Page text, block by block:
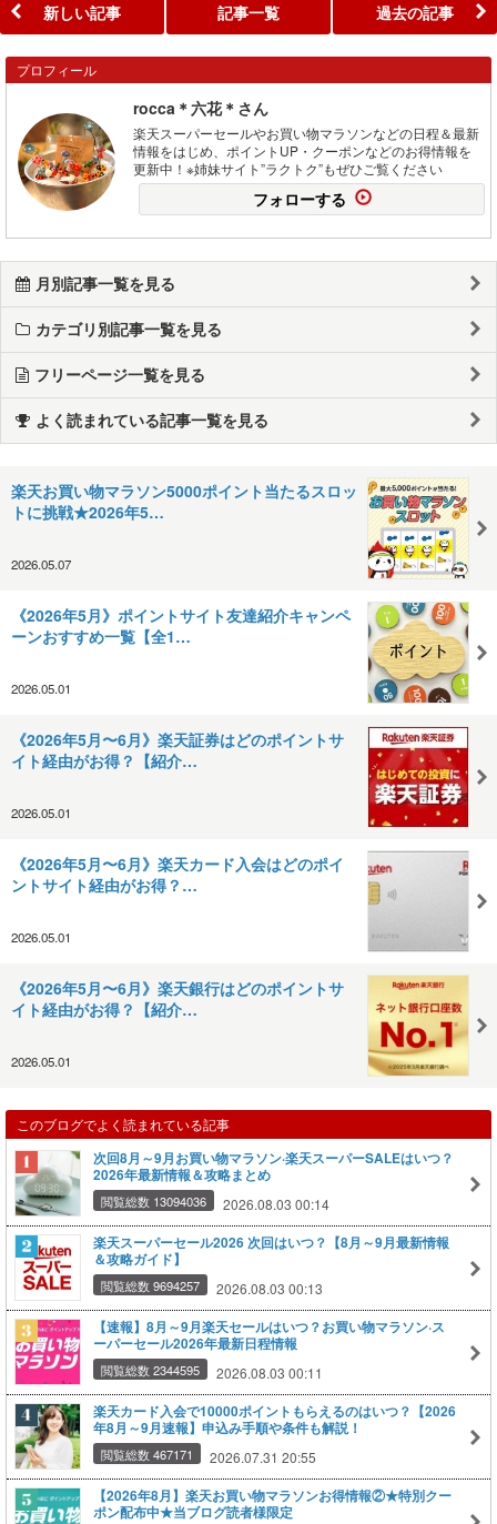
新しい記事 記事一覧 過去の記事
プロフィール
rocca＊六花＊さん
楽天スーパーセールやお買い物マラソンなどの日程＆最新
情報をはじめ、ポイントUP・クーポンなどのお得情報を
更新中！※姉妹サイト”ラクトク”もぜひご覧ください
フォローする
月別記事一覧を見る
カテゴリ別記事一覧を見る
フリーページ一覧を見る
よく読まれている記事一覧を見る
楽天お買い物マラソン5000ポイント当たるスロッ
トに挑戦★2026年5…
2026.05.07
《2026年5月》ポイントサイト友達紹介キャンペ
ーンおすすめ一覧【全1…
2026.05.01
《2026年5月〜6月》楽天証券はどのポイントサ
イト経由がお得？【紹介…
2026.05.01
《2026年5月〜6月》楽天カード入会はどのポイ
ントサイト経由がお得？…
2026.05.01
《2026年5月〜6月》楽天銀行はどのポイントサ
イト経由がお得？【紹介…
2026.05.01
このブログでよく読まれている記事
次回8月～9月お買い物マラソン·楽天スーパーSALEはいつ？
2026年最新情報＆攻略まとめ
閲覧総数 13094036 2026.08.03 00:14
楽天スーパーセール2026 次回はいつ？【8月～9月最新情報
＆攻略ガイド】
閲覧総数 9694257 2026.08.03 00:13
【速報】8月～9月楽天セールはいつ？お買い物マラソン·ス
ーパーセール2026年最新日程情報
閲覧総数 2344595 2026.08.03 00:11
楽天カード入会で10000ポイントもらえるのはいつ？【2026
年8月～9月速報】申込み手順や条件も解説！
閲覧総数 467171 2026.07.31 20:55
【2026年8月】楽天お買い物マラソンお得情報②★特別クー
ポン配布中★当ブログ読者様限定